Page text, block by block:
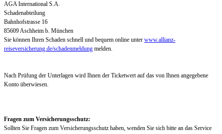
AGA International S.A.
Schadenabteilung
Bahnhofstrasse 16
85609 Aschheim b. München
Sie können Ihren Schaden schnell und bequem online unter www.allianz-
reiseversicherung.de/schadenmeldung melden.
Nach Prüfung der Unterlagen wird Ihnen der Ticketwert auf das von Ihnen angegebene
Konto überwiesen.
Fragen zum Versicherungsschutz:
Sollten Sie Fragen zum Versicherungsschutz haben, wenden Sie sich bitte an das Service